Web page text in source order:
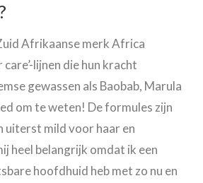
Afrikaanse merk Africa
lijnen die hun kracht
gewassen als Baobab, Marula
om te weten! De formules zijn
uiterst mild voor haar en
heel belangrijk omdat ik een
hoofdhuid heb met zo nu en